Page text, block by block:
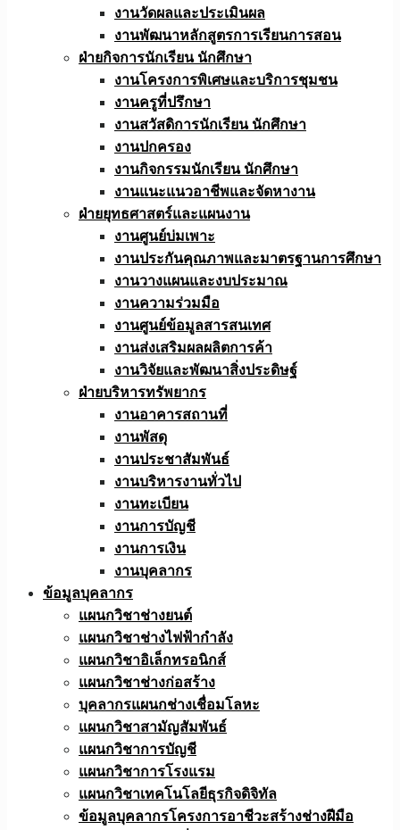
งานวัดผลและประเมินผล
งานพัฒนาหลักสูตรการเรียนการสอน
ฝ่ายกิจการนักเรียน นักศึกษา
งานโครงการพิเศษและบริการชุมชน
งานครูที่ปรึกษา
งานสวัสดิการนักเรียน นักศึกษา
งานปกครอง
งานกิจกรรมนักเรียน นักศึกษา
งานแนะแนวอาชีพและจัดหางาน
ฝ่ายยุทธศาสตร์และแผนงาน
งานศูนย์บ่มเพาะ
งานประกันคุณภาพและมาตรฐานการศึกษา
งานวางแผนและงบประมาณ
งานความร่วมมือ
งานศูนย์ข้อมูลสารสนเทศ
งานส่งเสริมผลผลิตการค้า
งานวิจัยและพัฒนาสิ่งประดิษฐ์
ฝ่ายบริหารทรัพยากร
งานอาคารสถานที่
งานพัสดุ
งานประชาสัมพันธ์
งานบริหารงานทั่วไป
งานทะเบียน
งานการบัญชี
งานการเงิน
งานบุคลากร
ข้อมูลบุคลากร
แผนกวิชาช่างยนต์
แผนกวิชาช่างไฟฟ้ากำลัง
แผนกวิชาอิเล็กทรอนิกส์
แผนกวิชาช่างก่อสร้าง
บุคลากรแผนกช่างเชื่อมโลหะ
แผนกวิชาสามัญสัมพันธ์
แผนกวิชาการบัญชี
แผนกวิชาการโรงแรม
แผนกวิชาเทคโนโลยีธุรกิจดิจิทัล
ข้อมูลบุคลากรโครงการอาชีวะสร้างช่างฝีมือ